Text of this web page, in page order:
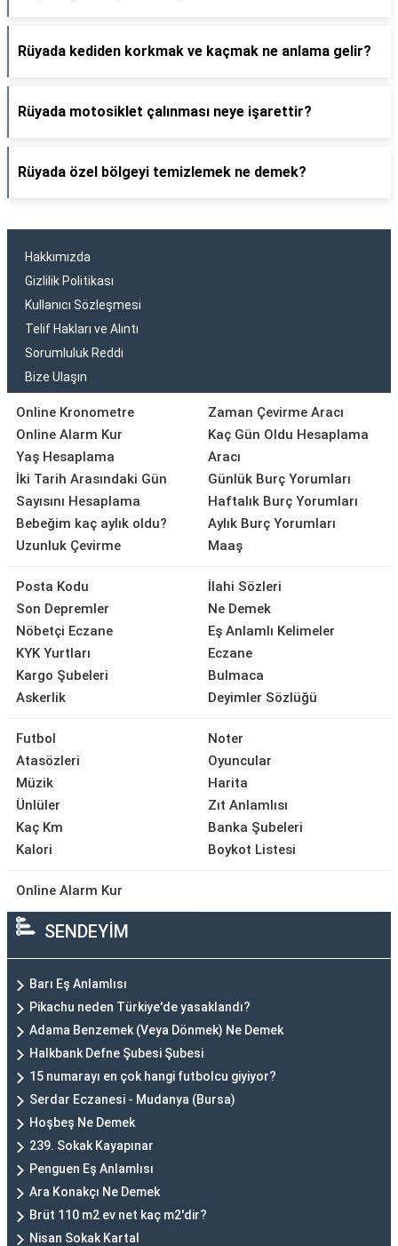
Rüyada kediden korkmak ve kaçmak ne anlama gelir?
Rüyada motosiklet çalınması neye işarettir?
Rüyada özel bölgeyi temizlemek ne demek?
Hakkımızda
Gizlilik Politikası
Kullanıcı Sözleşmesi
Telif Hakları ve Alıntı
Sorumluluk Reddi
Bize Ulaşın
Online Kronometre
Online Alarm Kur
Yaş Hesaplama
İki Tarih Arasındaki Gün
Sayısını Hesaplama
Bebeğim kaç aylık oldu?
Uzunluk Çevirme
Zaman Çevirme Aracı
Kaç Gün Oldu Hesaplama
Aracı
Günlük Burç Yorumları
Haftalık Burç Yorumları
Aylık Burç Yorumları
Maaş
Posta Kodu
Son Depremler
Nöbetçi Eczane
KYK Yurtları
Kargo Şubeleri
Askerlik
İlahi Sözleri
Ne Demek
Eş Anlamlı Kelimeler
Eczane
Bulmaca
Deyimler Sözlüğü
Futbol
Atasözleri
Müzik
Ünlüler
Kaç Km
Kalori
Noter
Oyuncular
Harita
Zıt Anlamlısı
Banka Şubeleri
Boykot Listesi
Online Alarm Kur
SENDEYİM
Barı Eş Anlamlısı
Pikachu neden Türkiye'de yasaklandı?
Adama Benzemek (Veya Dönmek) Ne Demek
Halkbank Defne Şubesi Şubesi
15 numarayı en çok hangi futbolcu giyiyor?
Serdar Eczanesi - Mudanya (Bursa)
Hoşbeş Ne Demek
239. Sokak Kayapınar
Penguen Eş Anlamlısı
Ara Konakçı Ne Demek
Brüt 110 m2 ev net kaç m2'dir?
Nisan Sokak Kartal